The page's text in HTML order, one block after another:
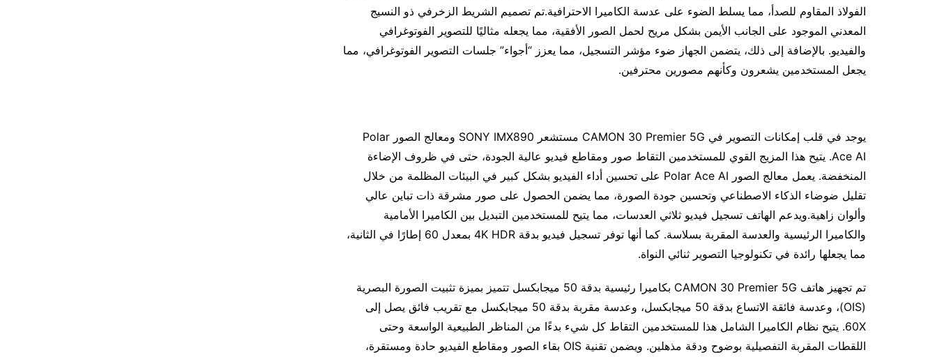
الفولاذ المقاوم للصدأ، مما يسلط الضوء على عدسة الكاميرا الاحترافية.تم تصميم الشريط الزخرفي ذو النسيج
المعدني الموجود على الجانب الأيمن بشكل مريح لحمل الصور الأفقية، مما يجعله مثاليًا للتصوير الفوتوغرافي
والفيديو. بالإضافة إلى ذلك، يتضمن الجهاز ضوء مؤشر التسجيل، مما يعزز “أجواء” جلسات التصوير الفوتوغرافي، مما
يجعل المستخدمين يشعرون وكأنهم مصورين محترفين.
يوجد في قلب إمكانات التصوير في CAMON 30 Premier 5G مستشعر SONY IMX890 ومعالج الصور Polar
Ace AI. يتيح هذا المزيج القوي للمستخدمين التقاط صور ومقاطع فيديو عالية الجودة، حتى في ظروف الإضاءة
المنخفضة. يعمل معالج الصور Polar Ace AI على تحسين أداء الفيديو بشكل كبير في البيئات المظلمة من خلال
تقليل ضوضاء الذكاء الاصطناعي وتحسين جودة الصورة، مما يضمن الحصول على صور مشرقة ذات تباين عالي
وألوان زاهية.ويدعم الهاتف تسجيل فيديو ثلاثي العدسات، مما يتيح للمستخدمين التبديل بين الكاميرا الأمامية
والكاميرا الرئيسية والعدسة المقربة بسلاسة. كما أنها توفر تسجيل فيديو بدقة 4K HDR بمعدل 60 إطارًا في الثانية،
مما يجعلها رائدة في تكنولوجيا التصوير ثنائي النواة.
تم تجهيز هاتف CAMON 30 Premier 5G بكاميرا رئيسية بدقة 50 ميجابكسل تتميز بميزة تثبيت الصورة البصرية
(OIS)، وعدسة فائقة الاتساع بدقة 50 ميجابكسل، وعدسة مقربة بدقة 50 ميجابكسل مع تقريب فائق يصل إلى
60X. يتيح نظام الكاميرا الشامل هذا للمستخدمين التقاط كل شيء بدءًا من المناظر الطبيعية الواسعة وحتى
اللقطات المقربة التفصيلية بوضوح ودقة مذهلين. ويضمن تقنية OIS بقاء الصور ومقاطع الفيديو حادة ومستقرة،